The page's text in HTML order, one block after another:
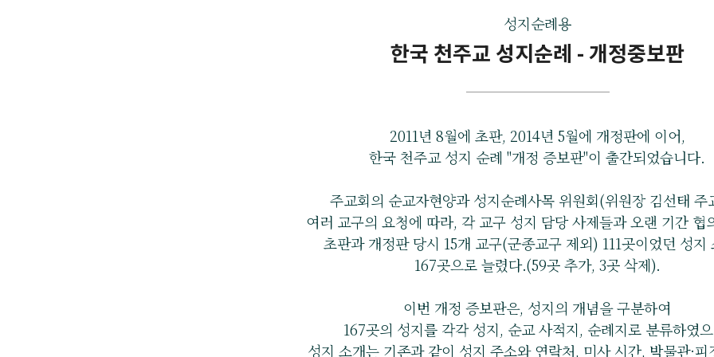
성지순례용
한국 천주교 성지순례 - 개정중보판
2011년 8월에 초판, 2014년 5월에 개정판에 이어,
한국 천주교 성지 순례 "개정 증보판"이 출간되었습니다.
주교회의 순교자현양과 성지순례사목 위원회(위원장 김선태 주
여러 교구의 요청에 따라, 각 교구 성지 담당 사제들과 오랜 기간 협
초판과 개정판 당시 15개 교구(군종교구 제외) 111곳이었던 성지
167곳으로 늘렸다.(59곳 추가, 3곳 삭제).
이번 개정 증보판은, 성지의 개념을 구분하여
167곳의 성지를 각각 성지, 순교 사적지, 순례지로 분류하였
성지 소개는 기존과 같이 성지 주소와 연락처, 미사 시간, 박물관·피